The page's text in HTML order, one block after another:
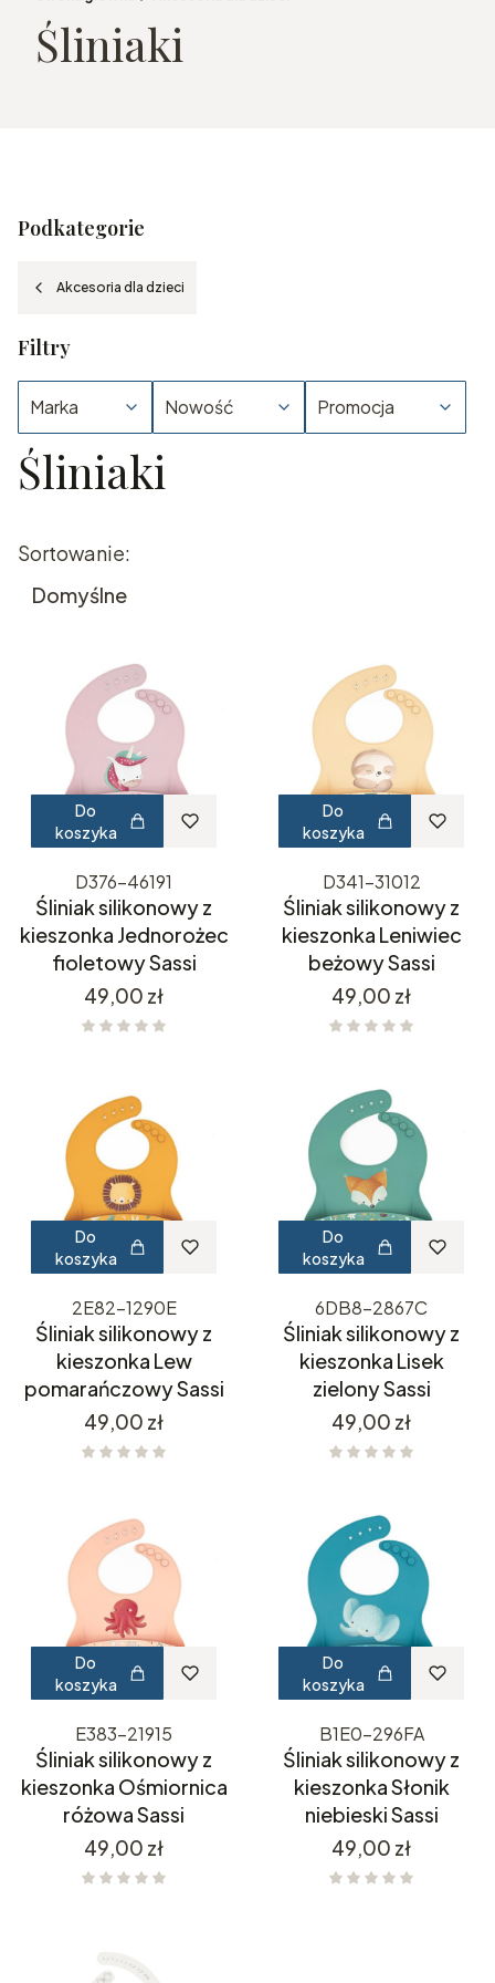
Śliniaki
Podkategorie
Akcesoria dla dzieci
Filtry
Marka Nowość Promocja
Koniec filtrów
Śliniaki
Lista produktów
Sortowanie:
Domyślne
Do
koszyka
D376-46191
Śliniak silikonowy z
kieszonka Jednorożec
fioletowy Sassi
Cena
49,00 zł
Do
koszyka
D341-31012
Śliniak silikonowy z
kieszonka Leniwiec
beżowy Sassi
Cena
49,00 zł
Do
koszyka
2E82-1290E
Śliniak silikonowy z
kieszonka Lew
pomarańczowy Sassi
Cena
49,00 zł
Do
koszyka
6DB8-2867C
Śliniak silikonowy z
kieszonka Lisek
zielony Sassi
Cena
49,00 zł
Do
koszyka
E383-21915
Śliniak silikonowy z
kieszonka Ośmiornica
różowa Sassi
Cena
49,00 zł
Do
koszyka
B1E0-296FA
Śliniak silikonowy z
kieszonka Słonik
niebieski Sassi
Cena
49,00 zł